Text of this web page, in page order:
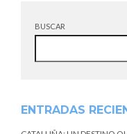
BUSCAR
ENTRADAS